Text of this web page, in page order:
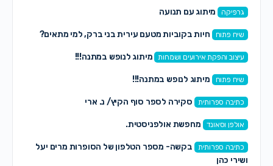
גרפיקה מיתוג עם תנועה
שיח פתוח חיות בקוביות מטעם עירית בני ברק, למי מתאים?
עיצוב והפקת אירועים ושמחות מיתוג לנופש במתנה!!!
שיח פתוח מיתוג לנופש במתנה!!!
כתיבה ספרותית סקירה לספר סוף הקיץ/ נ. ארי
אולפן וסאונד מחפשת אולפניסטית.
כתיבה ספרותית
בקשה- מספר הטלפון של הסופרות מרים יעל
ושירי כהן